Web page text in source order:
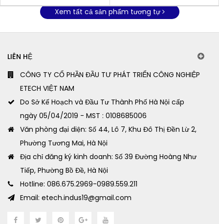
Xem tất cả sản phẩm tương tự
LIÊN HỆ
CÔNG TY CỔ PHẦN ĐẦU TƯ PHÁT TRIỂN CÔNG NGHIỆP
ETECH VIỆT NAM
Do Sở Kế Hoạch và Đầu Tư Thành Phố Hà Nội cấp
ngày 05/04/2019 - MST : 0108685006
Văn phòng đại diện: Số 44, Lô 7, Khu Đô Thị Đền Lừ 2,
Phường Tương Mai, Hà Nội
Địa chỉ đăng ký kinh doanh: Số 39 Đường Hoàng Như
Tiếp, Phường Bồ Đề, Hà Nội
Hotline: 086.675.2969-0989.559.211
Email: etech.indus19@gmail.com